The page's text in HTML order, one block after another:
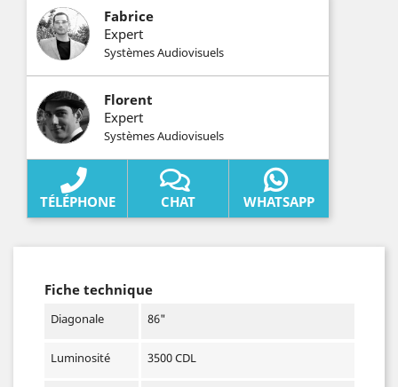
Fabrice
Expert
Systèmes Audiovisuels
Florent
Expert
Systèmes Audiovisuels
TÉLÉPHONE CHAT WHATSAPP
Fiche technique
Diagonale 86"
Luminosité 3500 CDL